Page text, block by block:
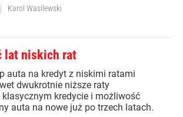
Karol Wasilewski
lat niskich rat
auta na kredyt z niskimi ratami
dwukrotnie niższe raty
klasycznym kredycie i możliwość
auta na nowe już po trzech latach.